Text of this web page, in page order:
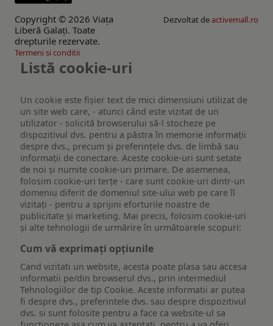
Copyright © 2026 Viaţa
Liberă Galaţi. Toate
drepturile rezervate.
Dezvoltat deactivemall.ro
Termeni si conditii
Listă cookie-uri
Un cookie este fişier text de mici dimensiuni utilizat de
un site web care, - atunci când este vizitat de un
utilizator - solicită browserului să-l stocheze pe
dispozitivul dvs. pentru a păstra în memorie informații
despre dvs., precum și preferințele dvs. de limbă sau
informații de conectare. Aceste cookie-uri sunt setate
de noi și numite cookie-uri primare. De asemenea,
folosim cookie-uri terțe - care sunt cookie-uri dintr-un
domeniu diferit de domeniul site-ului web pe care îl
vizitați - pentru a sprijini eforturile noastre de
publicitate și marketing. Mai precis, folosim cookie-uri
și alte tehnologii de urmărire în următoarele scopuri:
Cum vă exprimați opțiunile
Cand vizitati un website, acesta poate plasa sau accesa
informatii pe/din browserul dvs., prin intermediul
Tehnologiilor de tip Cookie. Aceste informatii ar putea
fi despre dvs., preferintele dvs. sau despre dispozitivul
dvs. si sunt folosite pentru a face ca website-ul sa